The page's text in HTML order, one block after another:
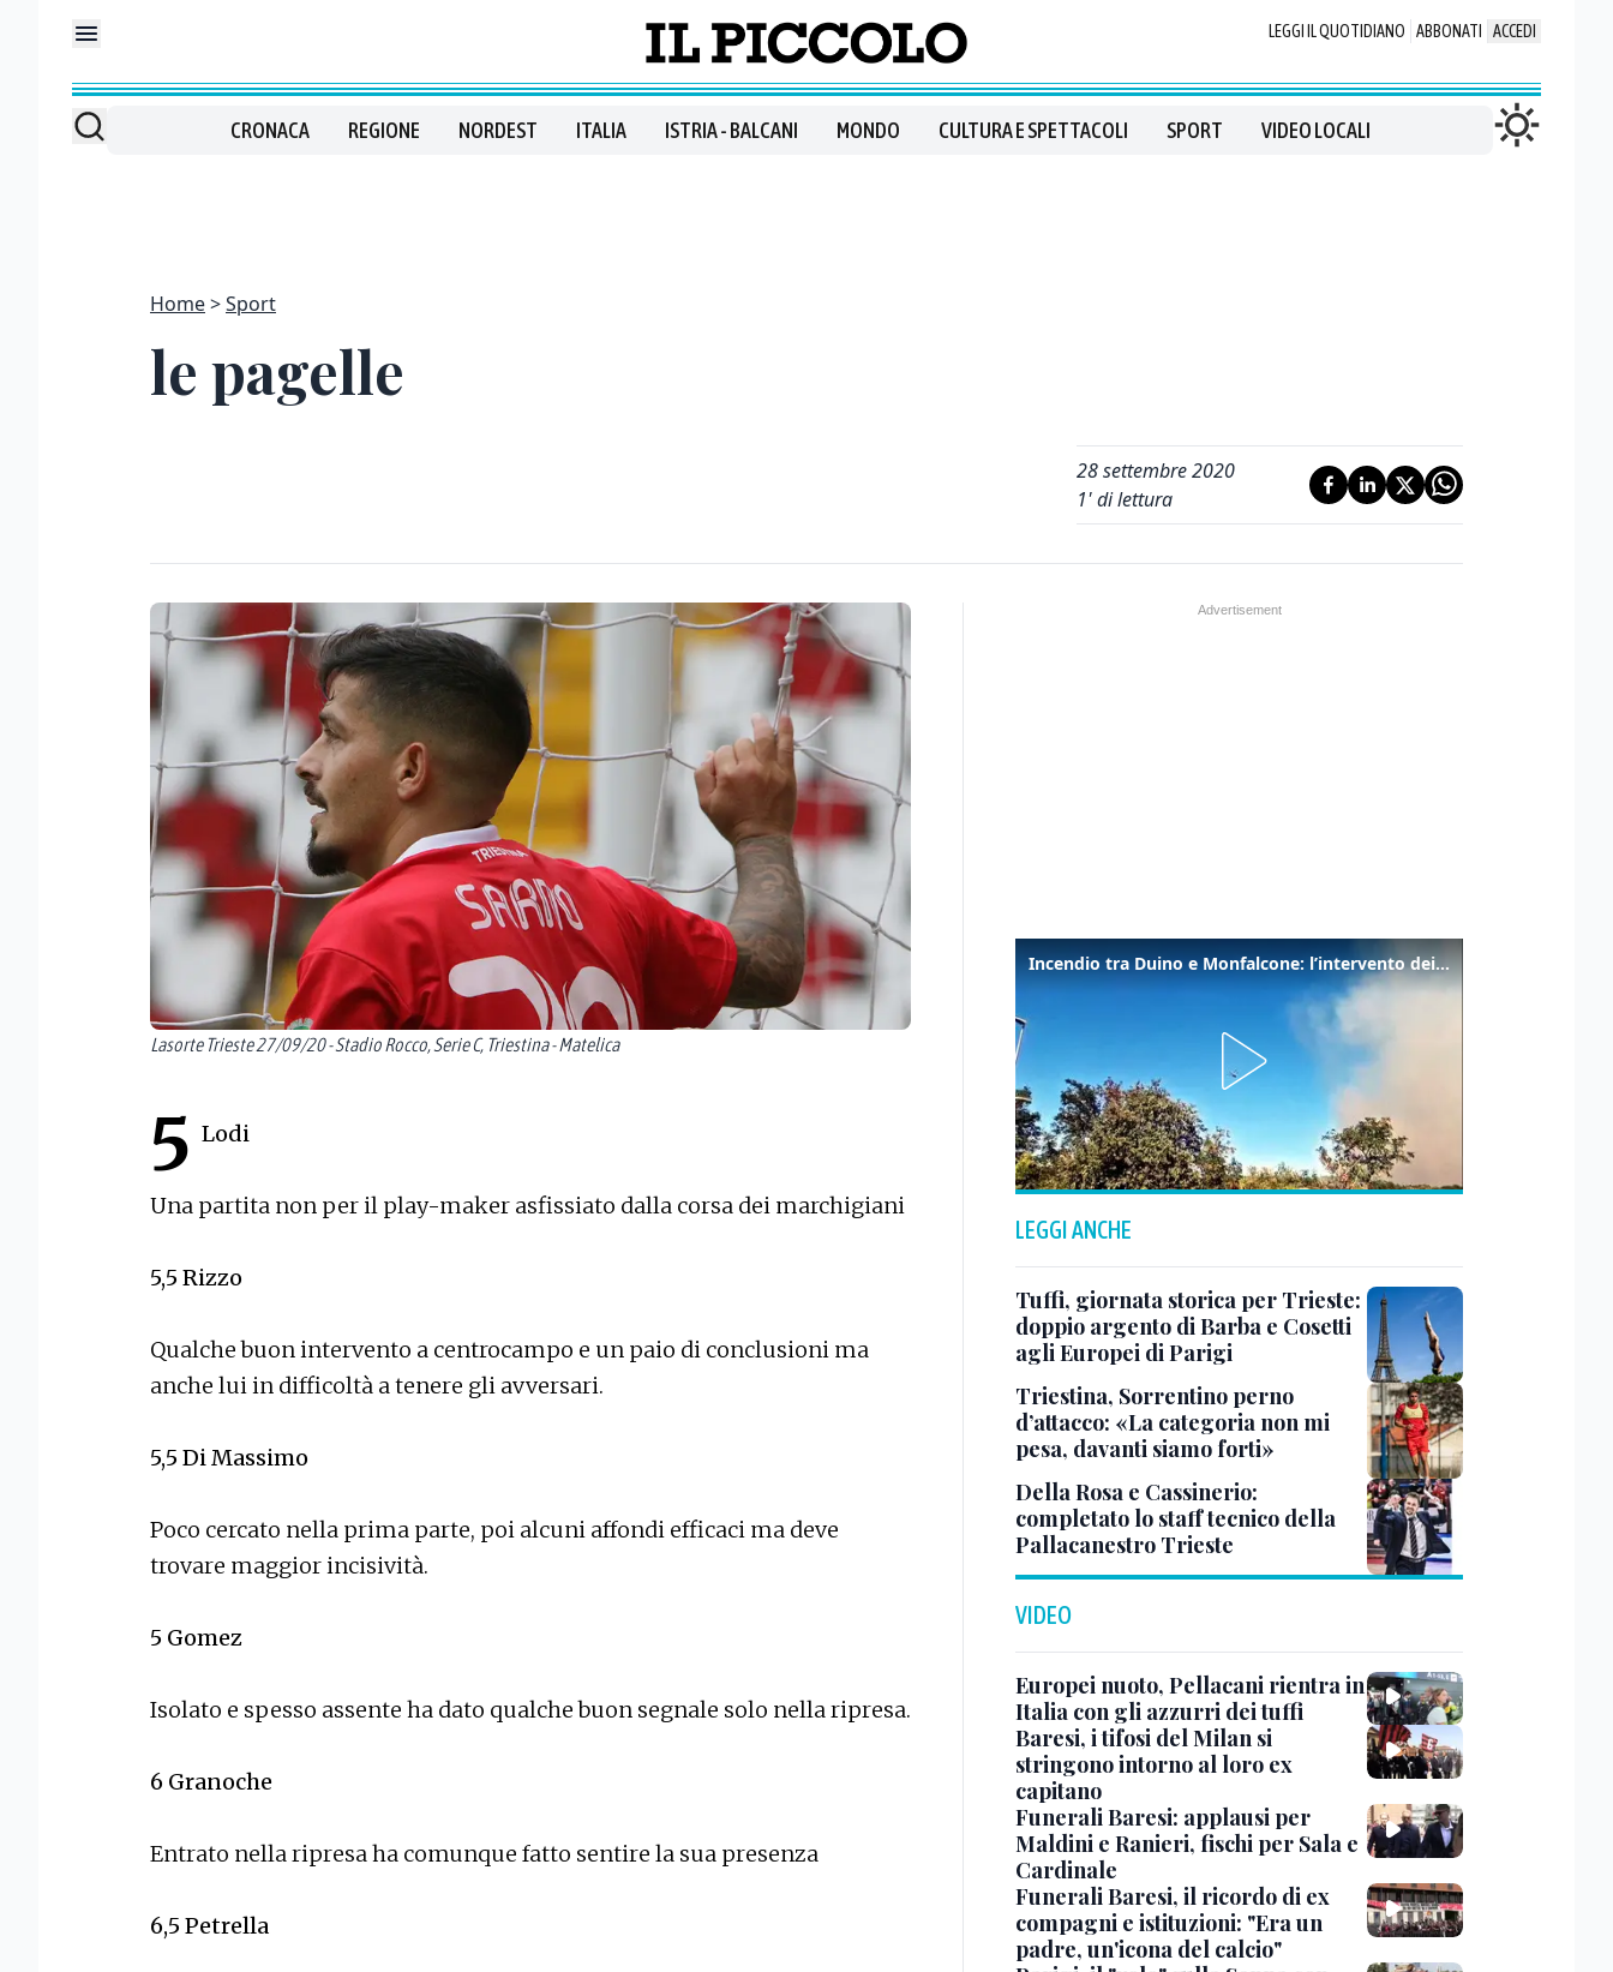
LEGGI IL QUOTIDIANO ABBONATI ACCEDI
CRONACA REGIONE NORDEST ITALIA ISTRIA - BALCANI MONDO CULTURA E SPETTACOLI SPORT VIDEO LOCALI
Home Sport
le pagelle
28 settembre 2020
1' di lettura
Lasorte Trieste 27/09/20 - Stadio Rocco, Serie C, Triestina - Matelica
5 Lodi
Una partita non per il play-maker asfissiato dalla corsa dei marchigiani
5,5 Rizzo
Qualche buon intervento a centrocampo e un paio di conclusioni ma
anche lui in difficoltà a tenere gli avversari.
5,5 Di Massimo
Poco cercato nella prima parte, poi alcuni affondi efficaci ma deve
trovare maggior incisività.
5 Gomez
Isolato e spesso assente ha dato qualche buon segnale solo nella ripresa.
6 Granoche
Entrato nella ripresa ha comunque fatto sentire la sua presenza
6,5 Petrella
Incendio tra Duino e Monfalcone: l’intervento dei vigili del fuoco
LEGGI ANCHE
Tuffi, giornata storica per Trieste:
doppio argento di Barba e Cosetti
agli Europei di Parigi
Triestina, Sorrentino perno
d’attacco: «La categoria non mi
pesa, davanti siamo forti»
Della Rosa e Cassinerio:
completato lo staff tecnico della
Pallacanestro Trieste
VIDEO
Europei nuoto, Pellacani rientra in
Italia con gli azzurri dei tuffi
Baresi, i tifosi del Milan si
stringono intorno al loro ex
capitano
Funerali Baresi: applausi per
Maldini e Ranieri, fischi per Sala e
Cardinale
Funerali Baresi, il ricordo di ex
compagni e istituzioni: "Era un
padre, un'icona del calcio"